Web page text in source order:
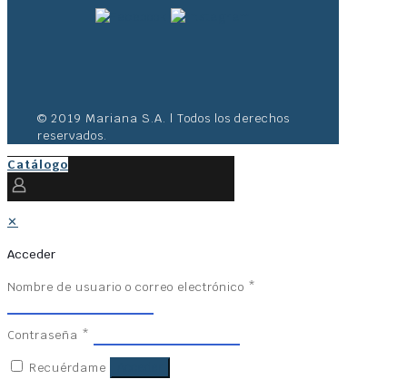
© 2019 Mariana S.A. | Todos los derechos
reservados.
Catálogo
✕
Acceder
Nombre de usuario o correo electrónico *
Contraseña *
Recuérdame